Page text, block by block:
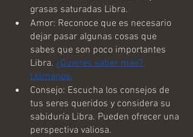
grasas saturadas Libra.
Amor: Reconoce que es necesario
dejar pasar algunas cosas que
sabes que son poco importantes
Libra. ¿Quieres saber más?
Llámanos.
Consejo: Escucha los consejos de
tus seres queridos y considera su
sabiduría Libra. Pueden ofrecer una
perspectiva valiosa.